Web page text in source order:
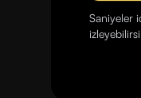
Saniyeler